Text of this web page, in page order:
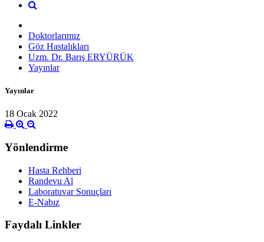
Doktorlarımız
Göz Hastalıkları
Uzm. Dr. Barış ERYÜRÜK
Yayınlar
Yayınlar
18 Ocak 2022
Yönlendirme
Hasta Rehberi
Randevu Al
Laboratuvar Sonuçları
E-Nabız
Faydalı Linkler